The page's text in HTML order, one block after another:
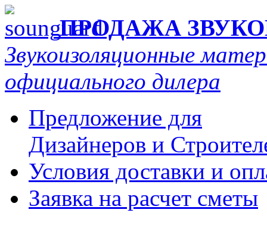
ПРОДАЖА
Звукоизоляционные
официального дилера
Предложение для
Дизайнеров и
Условия доставки и
Заявка на расчет сметы